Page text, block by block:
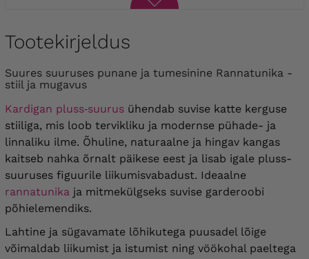
Tootekirjeldus
Suures suuruses punane ja tumesinine Rannatunika -
stiil ja mugavus
Kardigan pluss‑suurus ühendab suvise katte kerguse
stiiliga, mis loob tervikliku ja modernse pühade- ja
linnaliku ilme. Õhuline, naturaalne ja hingav kangas
kaitseb nahka õrnalt päikese eest ja lisab igale pluss-
suuruses figuurile liikumisvabadust. Ideaalne
rannatunika ja mitmekülgseks suvise garderoobi
põhielemendiks.
Lahtine ja sügavamate lõhikutega puusadel lõige
võimaldab liikumist ja istumist ning vöökohal paeltega